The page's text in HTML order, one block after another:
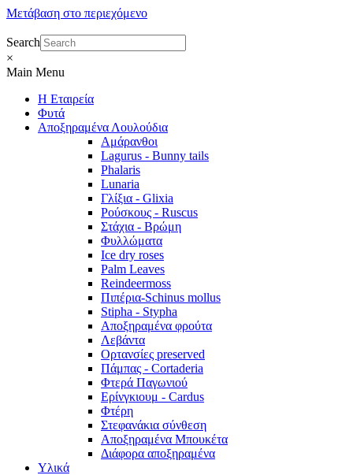
Μετάβαση στο περιεχόμενο
Search
×
Main Menu
Η Εταιρεία
Φυτά
Αποξηραμένα Λουλούδια
Αμάρανθοι
Lagurus - Bunny tails
Phalaris
Lunaria
Γλίξια - Glixia
Ρούσκους - Ruscus
Στάχια - Βρώμη
Φυλλώματα
Ice dry roses
Palm Leaves
Reindeermoss
Πιπέρια-Schinus mollus
Stipha - Stypha
Αποξηραμένα φρούτα
Λεβάντα
Ορτανσίες preserved
Πάμπας - Cortaderia
Φτερά Παγωνιού
Ερίνγκιουμ - Cardus
Φτέρη
Στεφανάκια σύνθεση
Αποξηραμένα Μπουκέτα
Διάφορα αποξηραμένα
Υλικά